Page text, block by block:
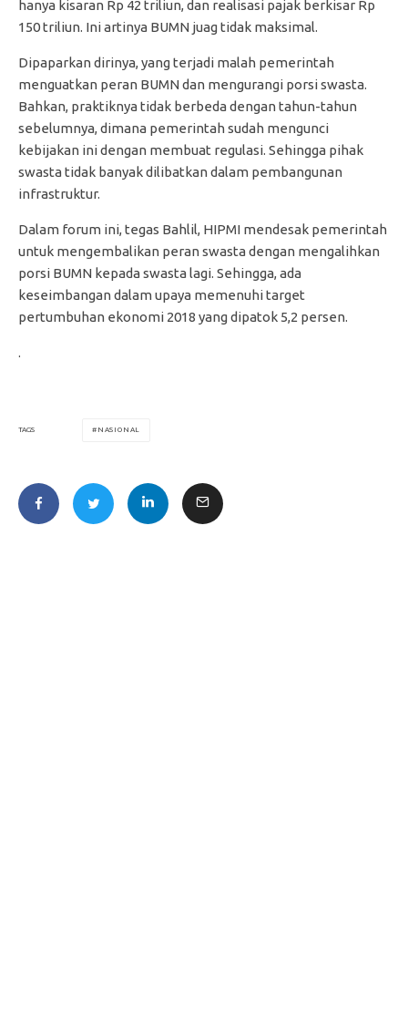
hanya kisaran Rp 42 triliun, dan realisasi pajak berkisar Rp
150 triliun. Ini artinya BUMN juag tidak maksimal.
Dipaparkan dirinya, yang terjadi malah pemerintah
menguatkan peran BUMN dan mengurangi porsi swasta.
Bahkan, praktiknya tidak berbeda dengan tahun-tahun
sebelumnya, dimana pemerintah sudah mengunci
kebijakan ini dengan membuat regulasi. Sehingga pihak
swasta tidak banyak dilibatkan dalam pembangunan
infrastruktur.
Dalam forum ini, tegas Bahlil, HIPMI mendesak pemerintah
untuk mengembalikan peran swasta dengan mengalihkan
porsi BUMN kepada swasta lagi. Sehingga, ada
keseimbangan dalam upaya memenuhi target
pertumbuhan ekonomi 2018 yang dipatok 5,2 persen.
.
TAGS NASIONAL